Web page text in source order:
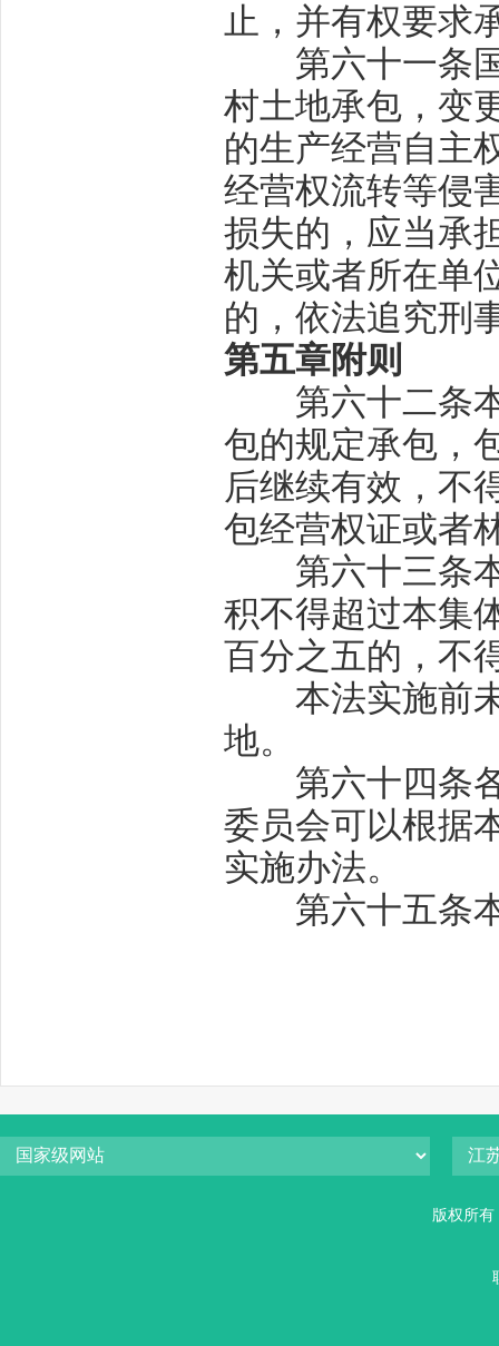
止，并有权要求
第六十一条
村土地承包，变
的生产经营自主
经营权流转等侵
损失的，应当承
机关或者所在单
的，依法追究刑
第五章附则
第六十二条
包的规定承包，
后继续有效，不
包经营权证或者
第六十三条
积不得超过本集
百分之五的，不
本法实施前未
地。
第六十四条
委员会可以根据
实施办法。
第六十五条
版权所